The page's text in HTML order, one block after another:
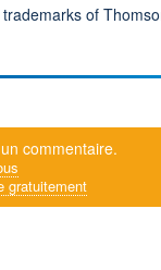
of
commentaire.
gratuitement